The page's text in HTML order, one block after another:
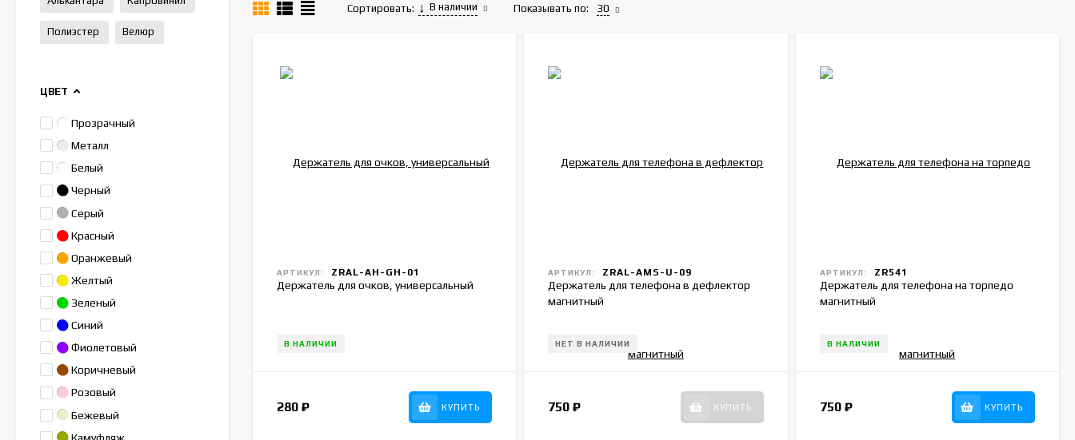
Сортировать: В наличии Показывать по: 30
АРТИКУЛ: ZRAL-AH-GH-01
Держатель для очков, универсальный
В НАЛИЧИИ
280 ₽ КУПИТЬ
АРТИКУЛ: ZRAL-AMS-U-09
Держатель для телефона в дефлектор
магнитный
НЕТ В НАЛИЧИИ
750₽ КУПИТЬ
АРТИКУЛ: ZR541
Держатель для телефона на торпедо
магнитный
В НАЛИЧИИ
750 ₽ КУПИТЬ
Полиэстер Велюр
ЦВЕТ
Прозрачный
Металл
Белый
Черный
Серый
Красный
Оранжевый
Желтый
Зеленый
Синий
Фиолетовый
Коричневый
Розовый
Бежевый
Камуфляж